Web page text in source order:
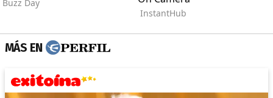
MÁS EN